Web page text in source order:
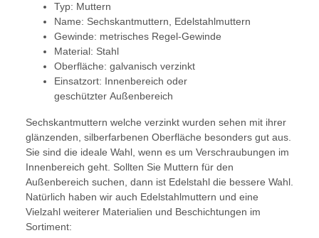
Typ: Muttern
Name: Sechskantmuttern, Edelstahlmuttern
Gewinde: metrisches Regel-Gewinde
Material: Stahl
Oberfläche: galvanisch verzinkt
Einsatzort: Innenbereich oder
geschützter Außenbereich
Sechskantmuttern welche verzinkt wurden sehen mit ihrer
glänzenden, silberfarbenen Oberfläche besonders gut aus.
Sie sind die ideale Wahl, wenn es um Verschraubungen im
Innenbereich geht. Sollten Sie Muttern für den
Außenbereich suchen, dann ist Edelstahl die bessere Wahl.
Natürlich haben wir auch Edelstahlmuttern und eine
Vielzahl weiterer Materialien und Beschichtungen im
Sortiment: